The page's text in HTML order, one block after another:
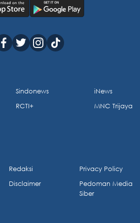
Sindonews
RCTI+
iNews
MNC Trijaya
Redaksi
Disclaimer
Privacy Policy
Pedoman Media
Siber